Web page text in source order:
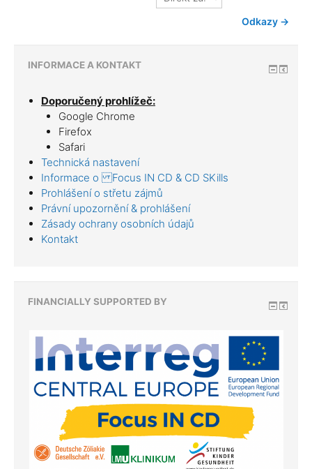
zu:
Odkazy →
INFORMACE A KONTAKT
Doporučený prohlížeč:
Google Chrome
Firefox
Safari
Technická nastavení
Informace o Focus IN CD & CD SKills
Prohlášení o střetu zájmů
Právní upozornění & prohlášení
Zásady ochrany osobních údajů
Kontakt
FINANCIALLY SUPPORTED BY